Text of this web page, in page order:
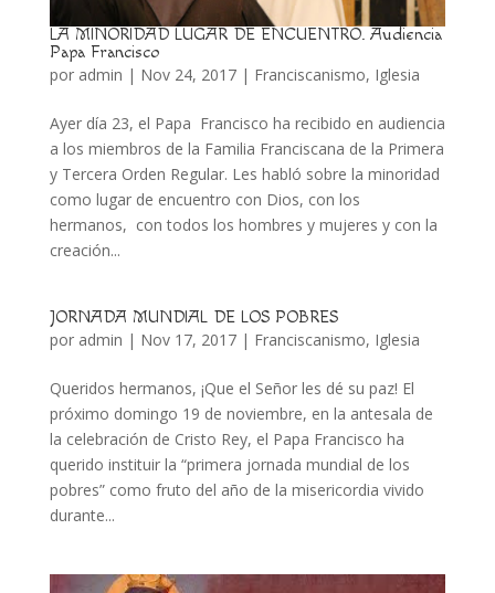
LA MINORIDAD LUGAR DE ENCUENTRO. Audiencia
Papa Francisco
por admin | Nov 24, 2017| Franciscanismo, Iglesia
Ayer día 23, el Papa Francisco ha recibido en audiencia
a los miembros de la Familia Franciscana de la Primera
y Tercera Orden Regular. Les habló sobre la minoridad
como lugar de encuentro con Dios, con los
hermanos, con todos los hombres y mujeres y con la
creación...
JORNADA MUNDIAL DE LOS POBRES
por admin | Nov 17, 2017| Franciscanismo, Iglesia
Queridos hermanos, ¡Que el Señor les dé su paz! El
próximo domingo 19 de noviembre, en la antesala de
la celebración de Cristo Rey, el Papa Francisco ha
querido instituir la “primera jornada mundial de los
pobres” como fruto del año de la misericordia vivido
durante...